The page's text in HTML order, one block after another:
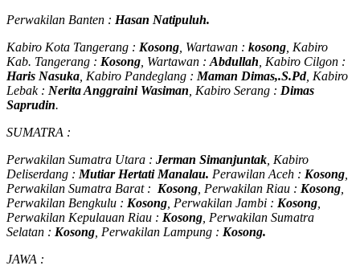
Perwakilan Banten : Hasan Natipuluh.
Kabiro Kota Tangerang : Kosong , Wartawan : kosong , Kabiro
Kab. Tangerang : Kosong , Wartawan : Abdullah , Kabiro Cilgon :
Haris Nasuka , Kabiro Pandeglang : Maman Dimas,.S.Pd, Kabiro
Lebak : Nerita Anggraini Wasiman , Kabiro Serang : Dimas
Saprudin.
SUMATRA :
Perwakilan Sumatra Utara : Jerman Simanjuntak , Kabiro
Deliserdang : Mutiar Hertati Manalau. Perawilan Aceh : Kosong
Perwakilan Sumatra Barat : Kosong , Perwakilan Riau : Kosong
Perwakilan Bengkulu : Kosong , Perwakilan Jambi : Kosong
Perwakilan Kepulauan Riau : Kosong , Perwakilan Sumatra
Selatan : Kosong , Perwakilan Lampung : Kosong.
JAWA :